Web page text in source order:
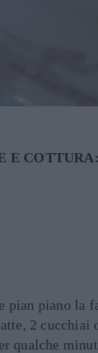
E COTTURA:
pian piano la
2 cucchiai
qualche